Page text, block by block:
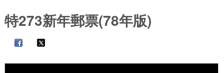
特273新年郵票(78年版)